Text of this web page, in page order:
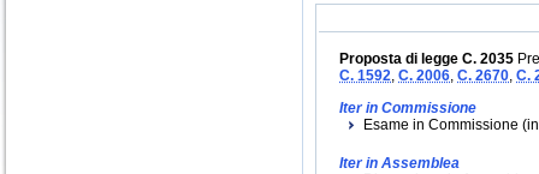
Proposta di legge C. 2035
C. 1592, C. 2006, C. 2670, C.
Iter in Commissione
Esame in Commissione
Iter in Assemblea